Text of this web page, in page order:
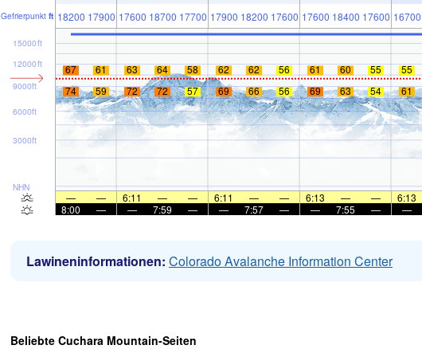
Gefrier­punkt ft 18200 17900 17600 18700 17700 17900 18200 17600 17600 18400 17600 16700
NHN
3000ft
6000ft
9000ft
12000ft
15000ft
67 61 63 64 58 62 62 56 61 60 55 55
74
59 72 72 57 69 66 56 69 63 54 61
— — 6:11 — — 6:11 — — 6:13 — — 6:13
8:00
— — 7:59 — — 7:57 — — 7:55 — —
Lawineninformationen: Colorado Avalanche Information Center
Beliebte Cuchara Mountain-Seiten